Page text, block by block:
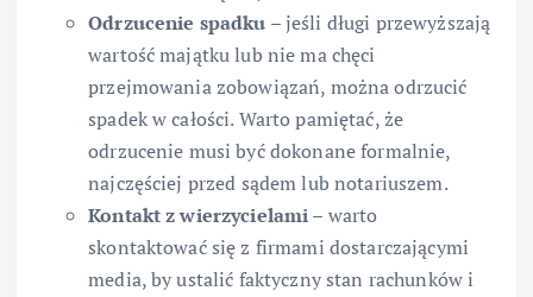
Odrzucenie spadku – jeśli długi przewyższają
wartość majątku lub nie ma chęci
przejmowania zobowiązań, można odrzucić
spadek w całości. Warto pamiętać, że
odrzucenie musi być dokonane formalnie,
najczęściej przed sądem lub notariuszem.
Kontakt z wierzycielami– warto
skontaktować się z firmami dostarczającymi
media, by ustalić faktyczny stan rachunków i